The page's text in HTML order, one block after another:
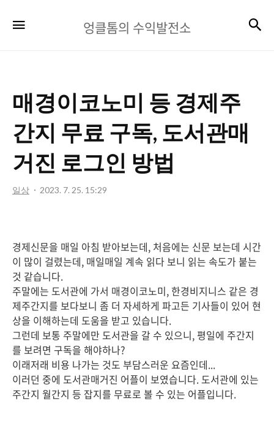
클
익
발
전
엉클톰의 수익발전소
매경이코노미 등 경제주
간지 무료 구독, 도서관매
거진 로그인 방법
일상 2023. 7. 25. 15:29
경제신문을 매일 아침 받아보는데, 처음에는 신문 보는데 시간
이 많이 걸렸는데, 매일매일 계속 읽다 보니 읽는 속도가 붙는
것 같습니다.
주말에는 도서관에 가서 매경이코노미, 한경비지니스 같은 경
제주간지를 보다보니 좀 더 자세하게 파고든 기사들이 있어 현
상을 이해하는데 도움을 받고 있습니다.
그런데 보통 주말에만 도서관을 갈 수 있으니, 평일에 주간지
를 보려면 구독을 해야하나?
이래저래 비용 나가는 것도 부담스러운 요즘인데...
이러던 중에 도서관매거진 어플이 보였습니다. 도서관에 있는
주간지 월간지 등 잡지를 무료로 볼 수 있는 어플입니다.